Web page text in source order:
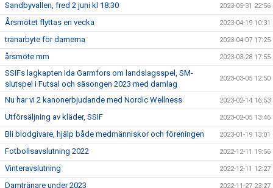
Sandbyvallen, fred 2 juni kl 18:30 2023-05-31 22:56
Årsmötet flyttas en vecka 2023-04-19 10:31
tränarbyte för damerna 2023-04-07 17:25
årsmöte mm 2023-03-28 17:55
SSIFs lagkapten Ida Garmfors om landslagsspel, SM-
slutspel i Futsal och säsongen 2023 med damlag
2023-03-05 12:50
Nu har vi 2 kanonerbjudande med Nordic Wellness 2023-02-14 16:53
Utförsäljning av kläder, SSIF 2023-02-05 13:46
Bli blodgivare, hjälp både medmänniskor och föreningen 2023-01-19 13:01
Fotbollsavslutning 2022 2022-12-11 19:56
Vinteravslutning 2022-12-11 12:27
Damtränare under 2023 2022-11-27 23:27